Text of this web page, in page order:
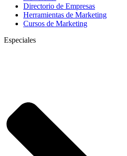
Directorio de Empresas
Herramientas de Marketing
Cursos de Marketing
Especiales